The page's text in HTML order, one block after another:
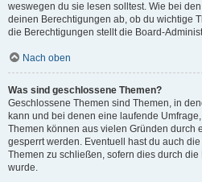
weswegen du sie lesen solltest. Wie bei
deinen Berechtigungen ab, ob du wichtige
die Berechtigungen stellt die Board-
Nach oben
Was sind geschlossene Themen?
Geschlossene Themen sind Themen, in
kann und bei denen eine laufende
Themen können aus vielen Gründen durch
gesperrt werden. Eventuell hast du auch
Themen zu schließen, sofern dies durch
wurde.